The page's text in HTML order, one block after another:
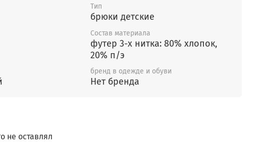
Тип
брюки детские
Состав материала
футер 3-х нитка: 80% хлопок,
20% п/э
бренд в одежде и обуви
Нет бренда
не оставлял